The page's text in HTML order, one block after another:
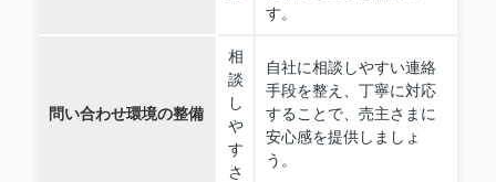
す。
問い合わせ環境の整備
相
談
し
や
す
さ
自社に相談しやすい連絡
手段を整え、丁寧に対応
することで、売主さまに
安心感を提供しましょ
う。